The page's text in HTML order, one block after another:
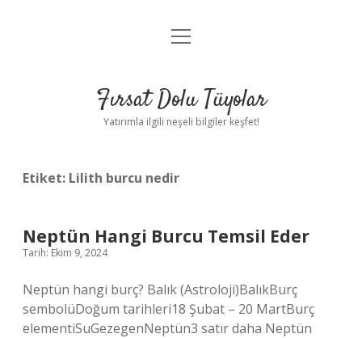
Gizlilik Politikası
Yasal Uyarı
menüyü
Fırsat Dolu Tüyolar
Yatırımla ilgili neşeli bilgiler keşfet!
Etiket: Lilith burcu nedir
Neptün Hangi Burcu Temsil Eder
Tarih: Ekim 9, 2024
Neptün hangi burç? Balık (Astroloji)BalıkBurç
sembolüDoğum tarihleri18 Şubat – 20 MartBurç
elementiSuGezegenNeptün3 satır daha Neptün